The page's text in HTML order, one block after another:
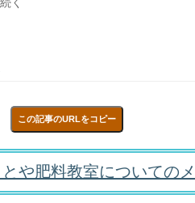
この記事のURLをコピー
や肥料教室についての